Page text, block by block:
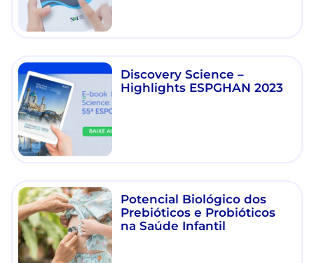
Discovery Science –
Highlights ESPGHAN 2023
Potencial Biológico dos
Prebióticos e Probióticos
na Saúde Infantil